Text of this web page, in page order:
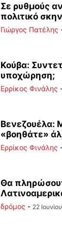
Σε ρυθμούς
πολιτικό
Γιώργος Πατέλης
Κούβα:
υποχώρηση;
Ερρίκος Φινάλης
Βενεζουέλα:
«βοηθάτε»
Ερρίκος Φινάλης
Θα
δρόμος - 22